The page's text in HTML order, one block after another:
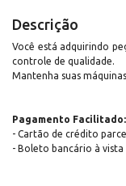
Descrição
Você está adquirindo
controle de qualidade.
Mantenha suas
Pagamento Facilitado:
- Cartão de crédito
- Boleto bancário à vista